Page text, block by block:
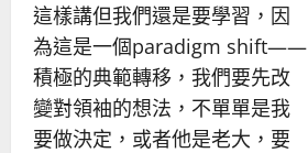
這樣講但我們還是要學習，因
為這是一個paradigm shift——
積極的典範轉移，我們要先改
變對領袖的想法，不單單是我
要做決定，或者他是老大，要